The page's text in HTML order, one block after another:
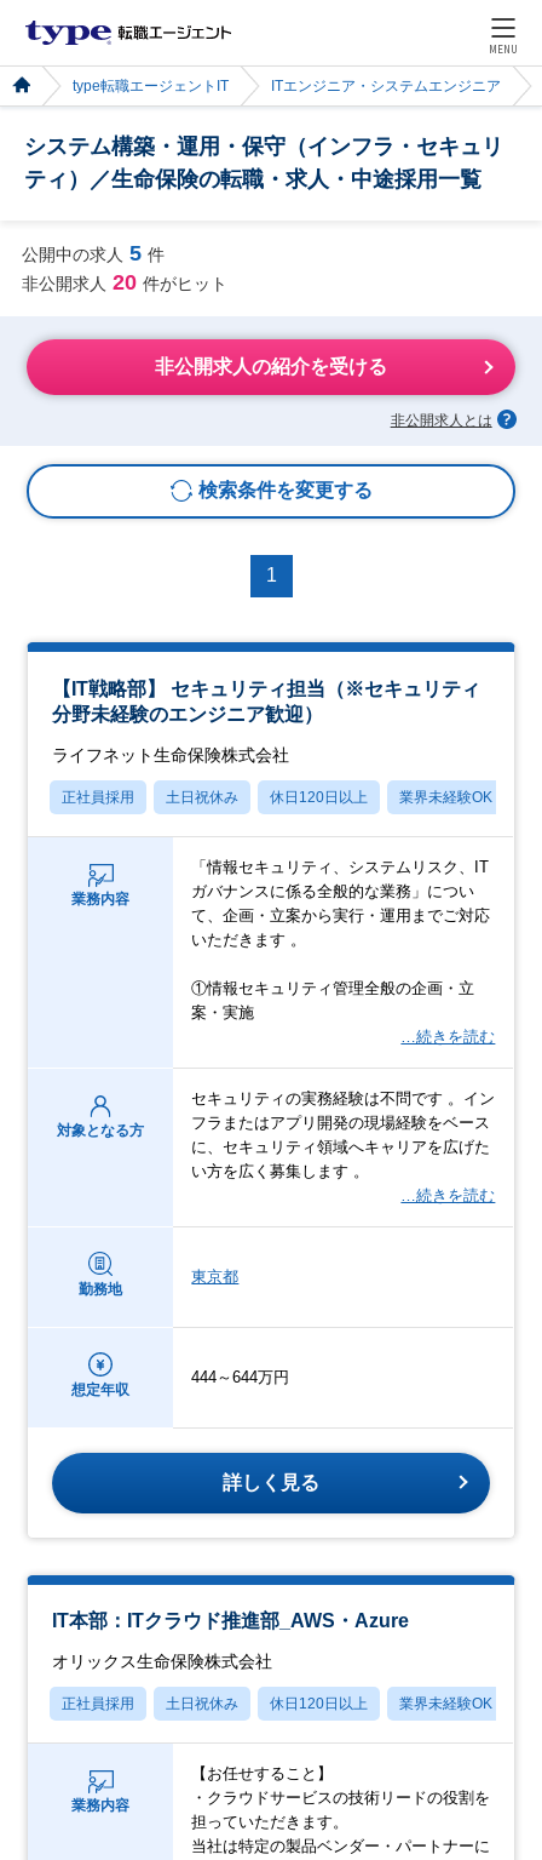
MENU
type転職エージェントIT ITエンジニア・システムエンジニア
システム構築・運用・保守（インフラ・セキュリ
ティ）／生命保険の転職・求人・中途採用一覧
公開中の求人 5 件
非公開求人 20 件がヒット
非公開求人の紹介を受ける
非公開求人とは
検索条件を変更する
1
【IT戦略部】 セキュリティ担当（※セキュリティ
分野未経験のエンジニア歓迎）
ライフネット生命保険株式会社
正社員採用 土日祝休み 休日120日以上 業界未経験OK
業務内容
「情報セキュリティ、システムリスク、IT
ガバナンスに係る全般的な業務」につい
て、企画・立案から実行・運用までご対応
いただきます 。
①情報セキュリティ管理全般の企画・立
案・実施
…続きを読む
対象となる方
セキュリティの実務経験は不問です 。イン
フラまたはアプリ開発の現場経験をベース
に、セキュリティ領域へキャリアを広げた
い方を広く募集します 。
…続きを読む
勤務地
東京都
想定年収
444～644万円
詳しく見る
IT本部：ITクラウド推進部_AWS・Azure
オリックス生命保険株式会社
正社員採用 土日祝休み 休日120日以上 業界未経験OK
業務内容
【お任せすること】
・クラウドサービスの技術リードの役割を
担っていただきます。
当社は特定の製品ベンダー・パートナーに